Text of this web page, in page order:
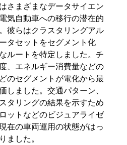
さまざまなデータサイエン
気自動車への移行の潜在的
彼らはクラスタリングアル
タセットをセグメント化
ルートを特定しました。チ
、エネルギー消費量などの
のセグメントが電化から最
しました。交通パターン、
タリングの結果を示すため
ットなどのビジュアライゼ
在の車両運用の状態がはっ
ました。